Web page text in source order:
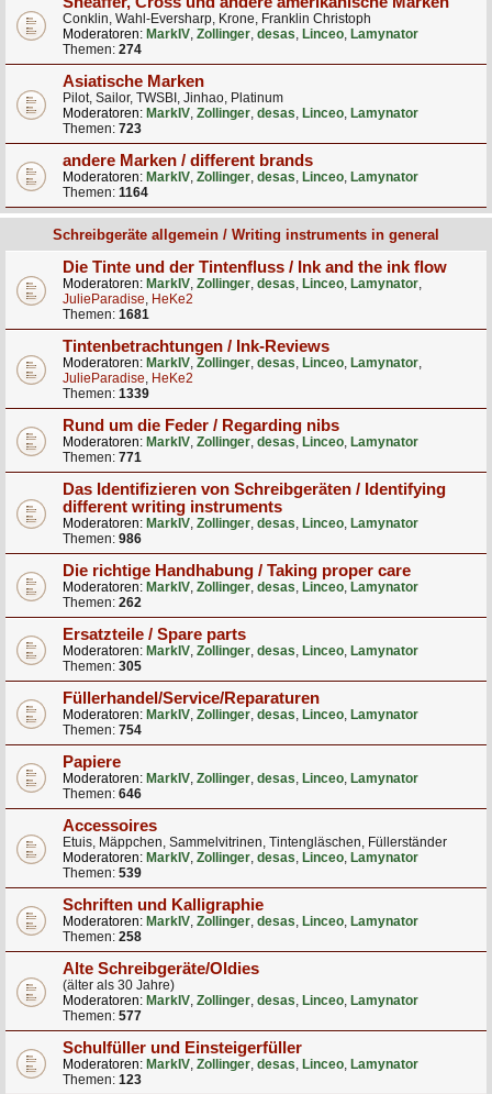
Conklin, Wahl-Eversharp, Krone, Franklin Christoph
Moderatoren: MarkIV, Zollinger, desas, Linceo, Lamynator
Themen: 274
Asiatische Marken
Pilot, Sailor, TWSBI, Jinhao, Platinum
Moderatoren: MarkIV, Zollinger, desas, Linceo, Lamynator
Themen: 723
andere Marken / different brands
Moderatoren: MarkIV, Zollinger, desas, Linceo, Lamynator
Themen: 1164
Schreibgeräte allgemein / Writing instruments in general
Die Tinte und der Tintenfluss / Ink and the ink flow
Moderatoren: MarkIV, Zollinger, desas, Linceo, Lamynator,
JulieParadise, HeKe2
Themen: 1681
Tintenbetrachtungen / Ink-Reviews
Moderatoren: MarkIV, Zollinger, desas, Linceo, Lamynator,
JulieParadise, HeKe2
Themen: 1339
Rund um die Feder / Regarding nibs
Moderatoren: MarkIV, Zollinger, desas, Linceo, Lamynator
Themen: 771
Das Identifizieren von Schreibgeräten / Identifying
different writing instruments
Moderatoren: MarkIV, Zollinger, desas, Linceo, Lamynator
Themen: 986
Die richtige Handhabung / Taking proper care
Moderatoren: MarkIV, Zollinger, desas, Linceo, Lamynator
Themen: 262
Ersatzteile / Spare parts
Moderatoren: MarkIV, Zollinger, desas, Linceo, Lamynator
Themen: 305
Füllerhandel/Service/Reparaturen
Moderatoren: MarkIV, Zollinger, desas, Linceo, Lamynator
Themen: 754
Papiere
Moderatoren: MarkIV, Zollinger, desas, Linceo, Lamynator
Themen: 646
Accessoires
Etuis, Mäppchen, Sammelvitrinen, Tintengläschen, Füllerständer
Moderatoren: MarkIV, Zollinger, desas, Linceo, Lamynator
Themen: 539
Schriften und Kalligraphie
Moderatoren: MarkIV, Zollinger, desas, Linceo, Lamynator
Themen: 258
Alte Schreibgeräte/Oldies
(älter als 30 Jahre)
Moderatoren: MarkIV, Zollinger, desas, Linceo, Lamynator
Themen: 577
Schulfüller und Einsteigerfüller
Moderatoren: MarkIV, Zollinger, desas, Linceo, Lamynator
Themen: 123